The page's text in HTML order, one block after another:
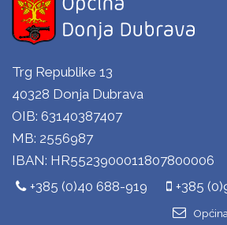
Trg Republike 13
40328 Donja Dubrava
OIB: 63140387407
MB: 2556987
IBAN: HR5523900011807800006
+385 (0)40 688-919
+385
Općina